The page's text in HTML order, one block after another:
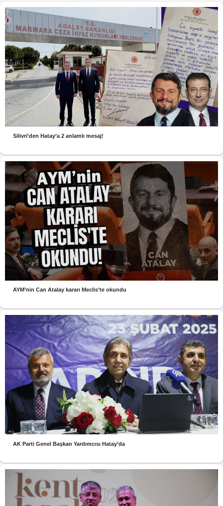
Silivri’den Hatay’a 2 anlamlı mesaj!
AYM’nin Can Atalay kararı Meclis’te okundu
AK Parti Genel Başkan Yardımcısı Hatay’da